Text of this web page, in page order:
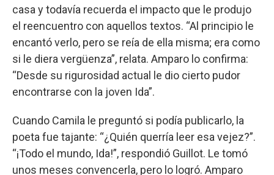
casa y todavía recuerda el impacto que le produjo
el reencuentro con aquellos textos. “Al principio le
encantó verlo, pero se reía de ella misma; era como
si le diera vergüenza”, relata. Amparo lo confirma:
“Desde su rigurosidad actual le dio cierto pudor
encontrarse con la joven Ida”.
Cuando Camila le preguntó si podía publicarlo, la
poeta fue tajante: “¿Quién querría leer esa vejez?”.
“¡Todo el mundo, Ida!”, respondió Guillot. Le tomó
unos meses convencerla, pero lo logró. Amparo